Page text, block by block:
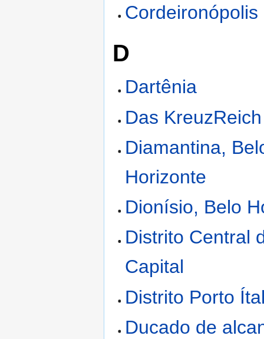
Cordeironópolis
D
Dartênia
Das KreuzReich
Diamantina,
Horizonte
Dionísio, Belo
Distrito Central
Capital
Distrito Porto
Ducado de